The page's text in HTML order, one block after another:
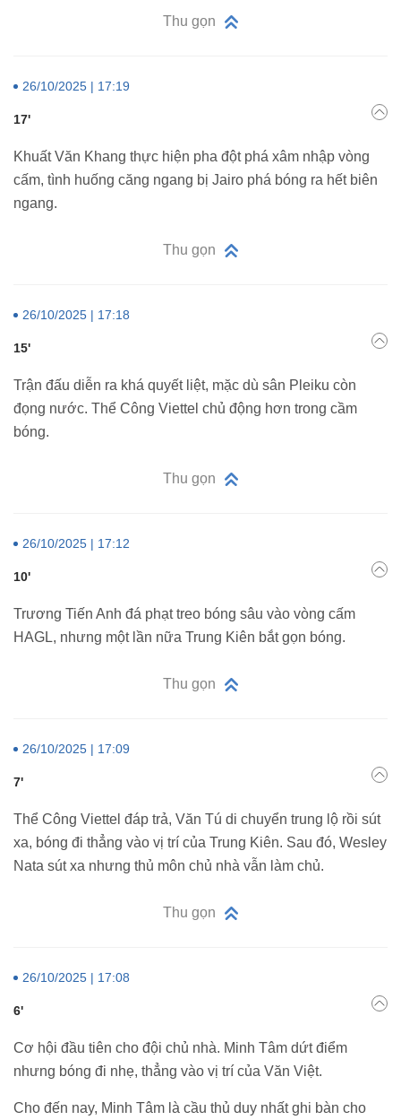
Thu gọn
26/10/2025 | 17:19
17'
Khuất Văn Khang thực hiện pha đột phá xâm nhập vòng
cấm, tình huống căng ngang bị Jairo phá bóng ra hết biên
ngang.
Thu gọn
26/10/2025 | 17:18
15'
Trận đấu diễn ra khá quyết liệt, mặc dù sân Pleiku còn
đọng nước. Thể Công Viettel chủ động hơn trong cầm
bóng.
Thu gọn
26/10/2025 | 17:12
10'
Trương Tiến Anh đá phạt treo bóng sâu vào vòng cấm
HAGL, nhưng một lần nữa Trung Kiên bắt gọn bóng.
Thu gọn
26/10/2025 | 17:09
7'
Thể Công Viettel đáp trả, Văn Tú di chuyển trung lộ rồi sút
xa, bóng đi thẳng vào vị trí của Trung Kiên. Sau đó, Wesley
Nata sút xa nhưng thủ môn chủ nhà vẫn làm chủ.
Thu gọn
26/10/2025 | 17:08
6'
Cơ hội đầu tiên cho đội chủ nhà. Minh Tâm dứt điểm
nhưng bóng đi nhẹ, thẳng vào vị trí của Văn Việt.
Cho đến nay, Minh Tâm là cầu thủ duy nhất ghi bàn cho